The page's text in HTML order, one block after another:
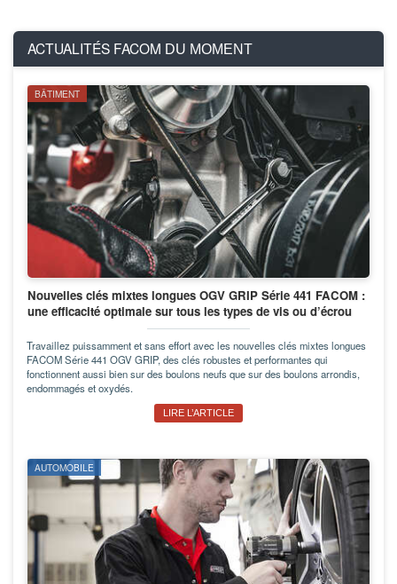
ACTUALITÉS FACOM DU MOMENT
BÂTIMENT
Nouvelles clés mixtes longues OGV GRIP Série 441 FACOM :
une efficacité optimale sur tous les types de vis ou d’écrou
Travaillez puissamment et sans effort avec les nouvelles clés mixtes longues
FACOM Série 441 OGV GRIP, des clés robustes et performantes qui
fonctionnent aussi bien sur des boulons neufs que sur des boulons arrondis,
endommagés et oxydés.
LIRE L’ARTICLE
AUTOMOBILE